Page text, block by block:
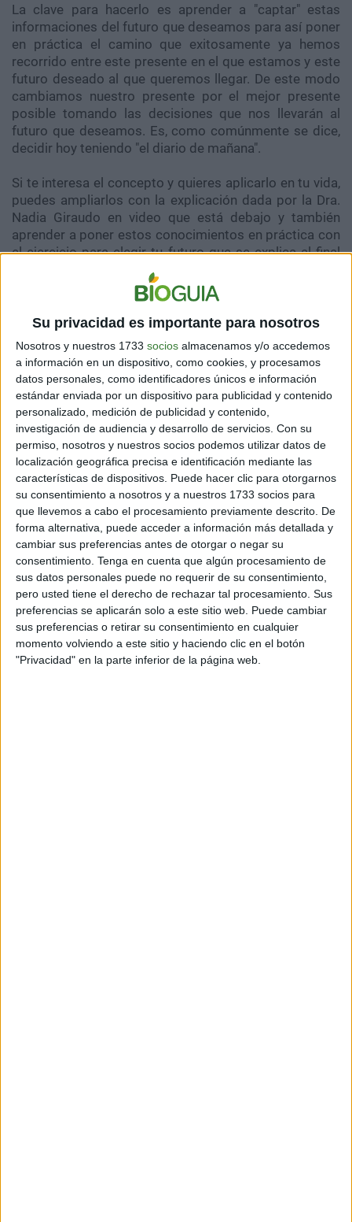
Su privacidad es importante para nosotros
Nosotros y nuestros 1733 socios almacenamos y/o accedemos
a información en un dispositivo, como cookies, y procesamos
datos personales, como identificadores únicos e información
estándar enviada por un dispositivo para publicidad y contenido
personalizado, medición de publicidad y contenido,
investigación de audiencia y desarrollo de servicios. Con su
permiso, nosotros y nuestros socios podemos utilizar datos de
localización geográfica precisa e identificación mediante las
características de dispositivos. Puede hacer clic para otorgarnos
su consentimiento a nosotros y a nuestros 1733 socios para
que llevemos a cabo el procesamiento previamente descrito. De
forma alternativa, puede acceder a información más detallada y
cambiar sus preferencias antes de otorgar o negar su
consentimiento. Tenga en cuenta que algún procesamiento de
sus datos personales puede no requerir de su consentimiento,
pero usted tiene el derecho de rechazar tal procesamiento. Sus
preferencias se aplicarán solo a este sitio web. Puede cambiar
sus preferencias o retirar su consentimiento en cualquier
momento volviendo a este sitio y haciendo clic en el botón
"Privacidad" en la parte inferior de la página web.
La clave para hacerlo es aprender a "captar" estas
informaciones del futuro que deseamos para así poner
en práctica el camino que exitosamente ya hemos
recorrido entre este presente en el que estamos y este
futuro deseado al que queremos llegar. De este modo
cambiamos nuestro presente por el mejor presente
posible tomando las decisiones que nos llevarán al
futuro que deseamos. Es, como comúnmente se dice,
decidir hoy teniendo "el diario de mañana".
Si te interesa el concepto y quieres aplicarlo en tu vida,
puedes ampliarlos con la explicación dada por la Dra.
Nadia Giraudo en video que está debajo y también
aprender a poner estos conocimientos en práctica con
el ejercicio para elegir tu futuro que se explica al final
del video. Para leer más sobre la
, sigue el enlace.